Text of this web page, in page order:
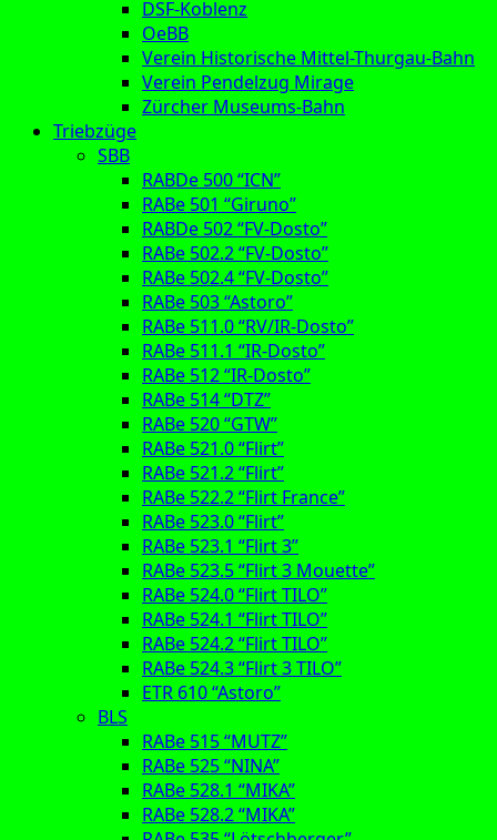
DSF-Koblenz
OeBB
Verein Historische Mittel-Thurgau-Bahn
Verein Pendelzug Mirage
Zürcher Museums-Bahn
Triebzüge
SBB
RABDe 500 “ICN”
RABe 501 “Giruno”
RABDe 502 “FV-Dosto”
RABe 502.2 “FV-Dosto”
RABe 502.4 “FV-Dosto”
RABe 503 “Astoro”
RABe 511.0 “RV/IR-Dosto”
RABe 511.1 “IR-Dosto”
RABe 512 “IR-Dosto”
RABe 514 “DTZ”
RABe 520 “GTW”
RABe 521.0 “Flirt”
RABe 521.2 “Flirt”
RABe 522.2 “Flirt France”
RABe 523.0 “Flirt”
RABe 523.1 “Flirt 3”
RABe 523.5 “Flirt 3 Mouette”
RABe 524.0 “Flirt TILO”
RABe 524.1 “Flirt TILO”
RABe 524.2 “Flirt TILO”
RABe 524.3 “Flirt 3 TILO”
ETR 610 “Astoro”
BLS
RABe 515 “MUTZ”
RABe 525 “NINA”
RABe 528.1 “MIKA”
RABe 528.2 “MIKA”